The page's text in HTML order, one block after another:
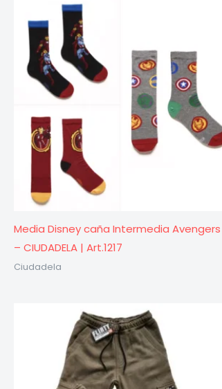
Media Disney caña Intermedia Avengers
– CIUDADELA | Art.1217
Ciudadela